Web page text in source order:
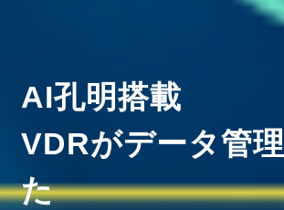
AI孔明搭載
VDRがデータ管
た